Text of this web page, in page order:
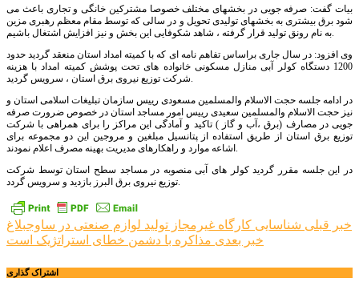
بیات گفت: صرفه جویی در بخشهای مختلف خصوصا مشترکین خانگی و تجاری باعث می
شود برق بیشتری به بخشهای تولیدی تحویل و در سالی که توسط مقام معظم رهبری مزین
به نام رونق تولید قرار گرفته ، شاهد شکوفایی این بخش و نیز افزایش اشتغال باشیم.
وی افزود: در سال جاری براساس تفاهم نامه ای که با کمیته امداد استان منعقد گردید حدود
1200 دستگاه کولر آبی منازل مسکونی خانواده های تحت پوشش کمیته امداد با هزینه
شرکت توزیع نیروی برق استان ، سرویس گردید.
در ادامه جلسه حجت الاسلام والمسلمین مسعودی رییس سازمان تبلیغات اسلامی استان و
نیز حجت الاسلام والمسلمین سعیدی رییس امور مساجد استان در خصوص ضرورت صرفه
جویی در مصارف (برق ،آب و گاز ) تاکید و آمادگی این مراکز را برای همراهی با شرکت
توزیع برق استان از طریق استفاده از پتانسیل مبلغین و مروجین این دو مجموعه برای
اشاعه موارد و راهکارهای مدیریت بهینه مصرف اعلام نمودند.
در این جلسه مقرر گردید کولر های آبی منصوبه در مساجد سطح استان توسط شرکت
توزیع نیروی برق البرز بازدید و سرویس گردد.
راهبری
نوشته
خبر قبلی شناسایی کارگاه غيرمجاز تولید لوازم صنعتی در ساوجبلاغ
خبر بعدی مذاکره با دشمن خطای استراتژیک است
اشتراک گذاری